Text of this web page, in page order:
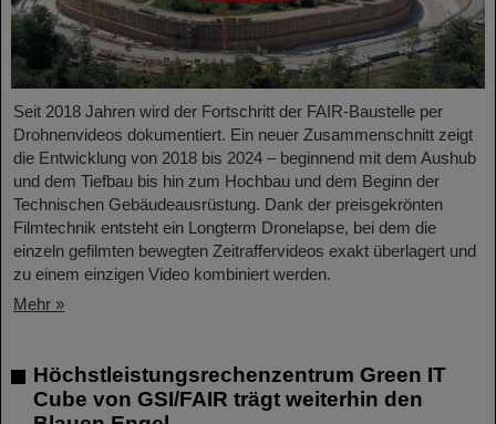
Seit 2018 Jahren wird der Fortschritt der FAIR-Baustelle per
Drohnenvideos dokumentiert. Ein neuer Zusammenschnitt zeigt
die Entwicklung von 2018 bis 2024 – beginnend mit dem Aushub
und dem Tiefbau bis hin zum Hochbau und dem Beginn der
Technischen Gebäudeausrüstung. Dank der preisgekrönten
Filmtechnik entsteht ein Longterm Dronelapse, bei dem die
einzeln gefilmten bewegten Zeitraffervideos exakt überlagert und
zu einem einzigen Video kombiniert werden.
Mehr »
Höchstleistungsrechenzentrum Green IT
Cube von GSI/FAIR trägt weiterhin den